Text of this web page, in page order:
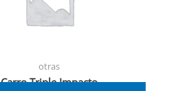
otras
Carro Triple Impacto